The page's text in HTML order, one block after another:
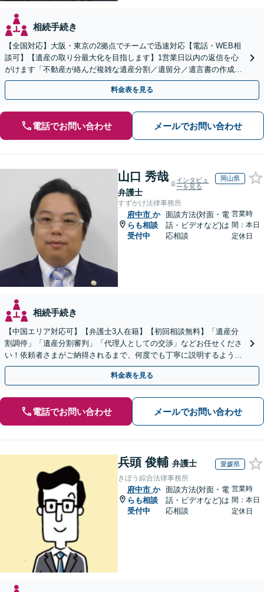
相続手続き
【全国対応】大阪・東京の2拠点でチームで迅速対応【電話・WEB相
談可】【遺産の取り分最大化を目指します】1営業日以内の返信を心
がけます「不動産が絡んだ複雑な遺産分割／遺留分／遺言書の作成・
執行／事業承継など、お任せください」【休日相談あり】
料金表を見る
電話でお問い合わせ メールでお問い合わせ
山口 秀哉
弁護士
インタビュ
ーを見る
岡山県
すずかけ法律事務所
府中市 か
らも相談
受付中
面談方法(対面・電
話・ビデオなど)は
応相談
営業時
間：本日
定休日
相続手続き
【中国エリア対応可】【弁護士3人在籍】【初回相談無料】「遺産分
割調停」「遺産分割審判」「代理人としての交渉」などお任せくださ
い！依頼者さまがご納得されるまで、何度でも丁寧に説明するよう心
掛けています【土日祝／夜間対応可】【当日／電話相談可】
料金表を見る
電話でお問い合わせ メールでお問い合わせ
兵頭 俊輔 弁護士 愛媛県
きぼう綜合法律事務所
府中市 か
らも相談
受付中
面談方法(対面・電
話・ビデオなど)は
応相談
営業時
間：本日
定休日